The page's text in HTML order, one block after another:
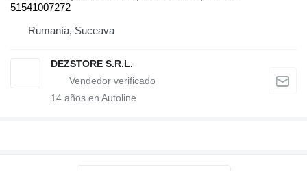
51541007272
Rumanía, Suceava
DEZSTORE S.R.L.
14 años en Autoline